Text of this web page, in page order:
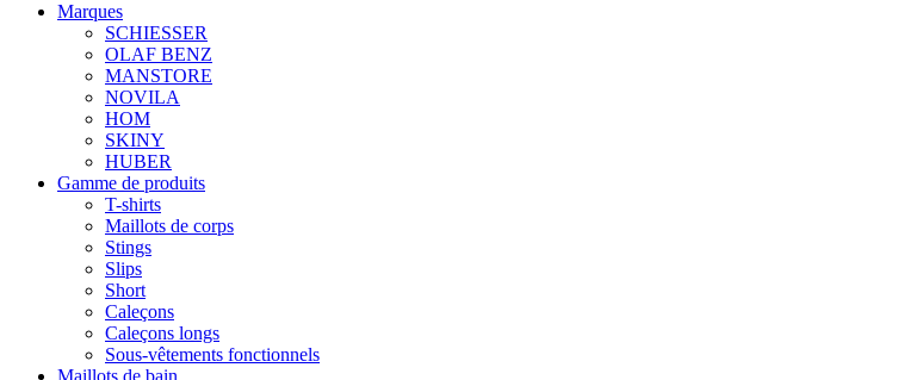
Marques
SCHIESSER
OLAF BENZ
MANSTORE
NOVILA
HOM
SKINY
HUBER
Gamme de produits
T-shirts
Maillots de corps
Stings
Slips
Short
Caleçons
Caleçons longs
Sous-vêtements fonctionnels
Maillots de bain